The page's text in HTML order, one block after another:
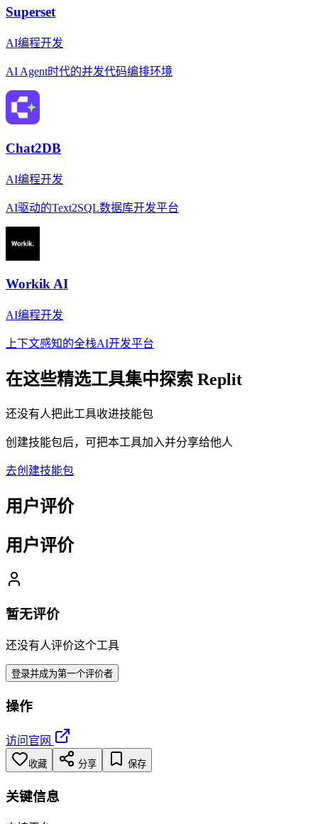
Superset
AI编程开发
AI Agent时代的并发代码编排环境
Chat2DB
AI编程开发
AI驱动的Text2SQL数据库开发平台
Workik AI
AI编程开发
上下文感知的全栈AI开发平台
在这些精选工具集中探索 Replit
还没有人把此工具收进技能包
创建技能包后，可把本工具加入并分享给他人
去创建技能包
用户评价
用户评价
暂无评价
还没有人评价这个工具
登录并成为第一个评价者
操作
访问官网
收藏 分享 保存
关键信息